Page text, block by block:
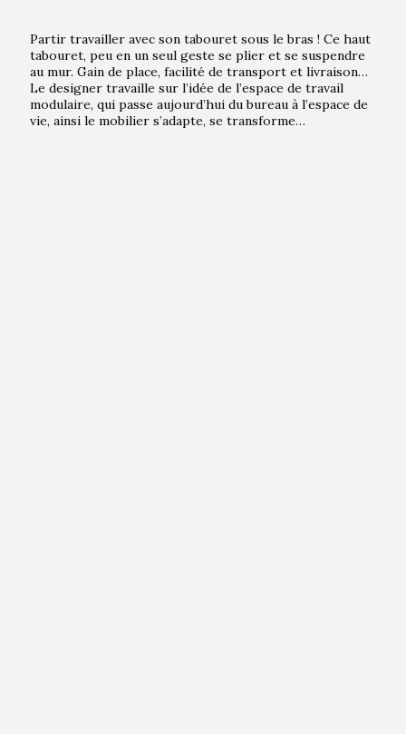
Partir travailler avec son tabouret sous le bras ! Ce haut
tabouret, peu en un seul geste se plier et se suspendre
au mur. Gain de place, facilité de transport et livraison…
Le designer travaille sur l’idée de l’espace de travail
modulaire, qui passe aujourd’hui du bureau à l’espace de
vie, ainsi le mobilier s’adapte, se transforme…